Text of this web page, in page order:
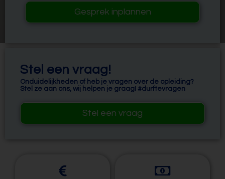
Gesprek inplannen
Stel een vraag!
Onduidelijkheden of heb je vragen over de opleiding?
Stel ze aan ons, wij helpen je graag! #durftevragen
Stel een vraag